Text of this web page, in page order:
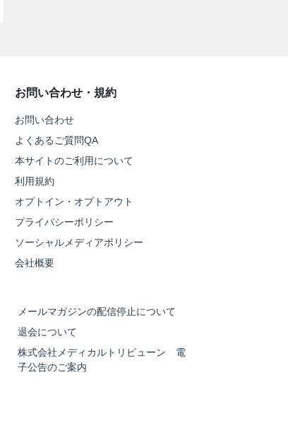
お問い合わせ・規約
お問い合わせ
よくあるご質問QA
本サイトのご利用について
利用規約
オプトイン・オプトアウト
プライバシーポリシー
ソーシャルメディアポリシー
会社概要
メールマガジンの配信停止について
退会について
株式会社メディカルトリビューン 電
子公告のご案内